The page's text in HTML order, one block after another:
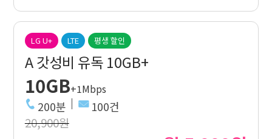
LG U+ LTE 평생 할인
A 갓성비 유독 10GB+
10GB+1Mbps
200분 100건
20,900원